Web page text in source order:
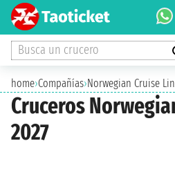
Busca un crucero
home›Compañías›Norwegian Cruise
Cruceros
2027